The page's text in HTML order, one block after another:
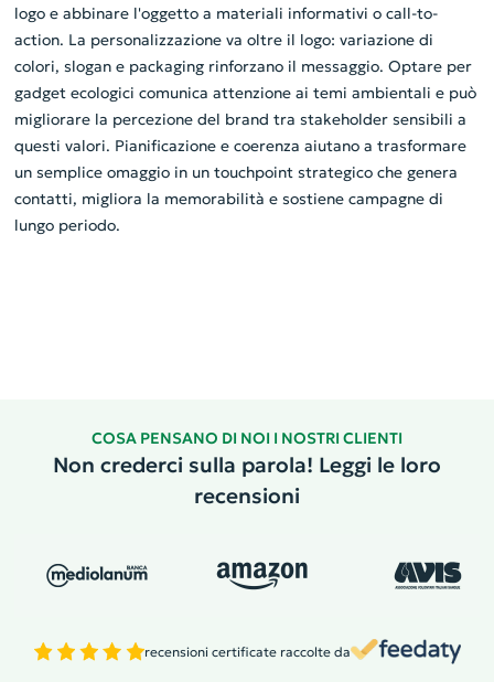
logo e abbinare l'oggetto a materiali informativi o call-to-
action. La personalizzazione va oltre il logo: variazione di
colori, slogan e packaging rinforzano il messaggio. Optare per
gadget ecologici comunica attenzione ai temi ambientali e può
migliorare la percezione del brand tra stakeholder sensibili a
questi valori. Pianificazione e coerenza aiutano a trasformare
un semplice omaggio in un touchpoint strategico che genera
contatti, migliora la memorabilità e sostiene campagne di
lungo periodo.
COSA PENSANO DI NOI I NOSTRI CLIENTI
Non crederci sulla parola! Leggi le loro
recensioni
recensioni certificate raccolte da